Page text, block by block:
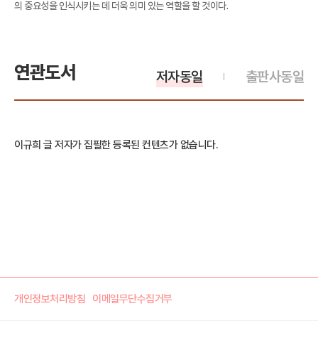
의 중요성을 인식시키는 데 더욱 의미 있는 역할을 할 것이다.
연관도서 출판사동일
저자동일
이규희 글 저자가 집필한 등록된 컨텐츠가 없습니다.
개인정보처리방침 이메일무단수집거부